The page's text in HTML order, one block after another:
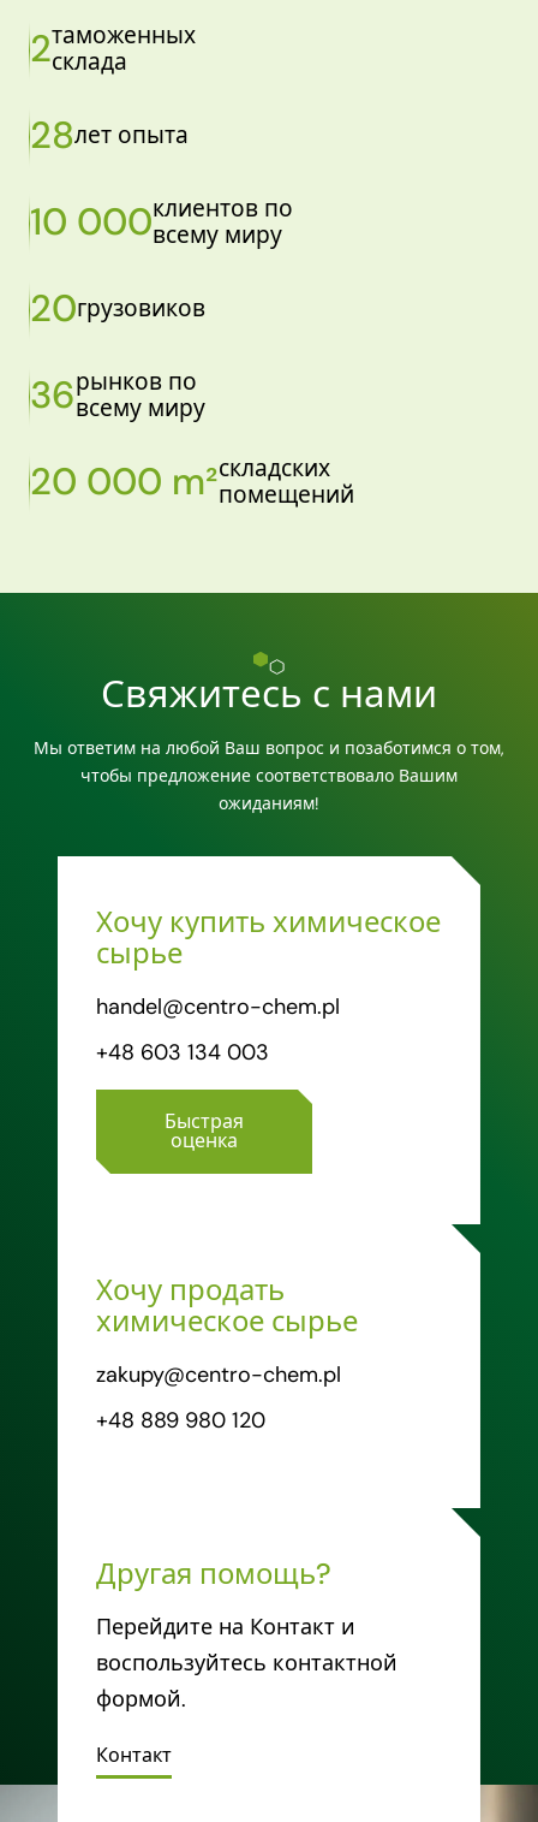
2таможенных
склада
28лет опыта
10 000клиентов по
всему миру
20грузовиков
36рынков по
всему миру
20 000 m²складских
помещений
Свяжитесь с нами
Мы ответим на любой Ваш вопрос и позаботимся о том,
чтобы предложение соответствовало Вашим
ожиданиям!
Хочу купить химическое
сырье
handel@centro-chem.pl
+48 603 134 003
Быстрая
оценка
Хочу продать
химическое сырье
zakupy@centro-chem.pl
+48 889 980 120
Другая помощь?
Перейдите на Контакт и
воспользуйтесь контактной
формой.
Контакт